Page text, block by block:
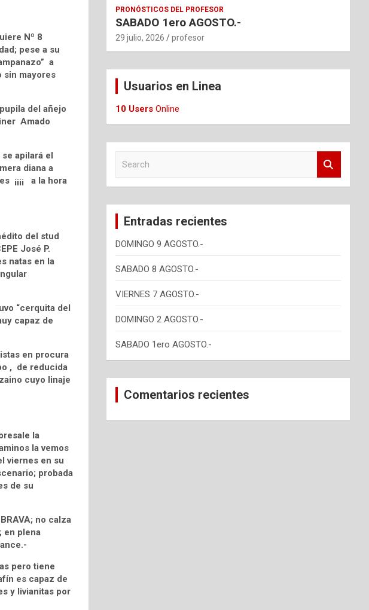
Nº 8
pese a su
a
sin mayores
del añejo
Amado
apilará el
diana a
¡¡¡¡ a la hora
del stud
José P.
natas en la
“cerquita del
capaz de
en procura
, de reducida
cuyo linaje
la
la vemos
viernes en su
probada
de su
no calza
en plena
pero tiene
es capaz de
y livianitas por
PRONÓSTICOS DEL PROFESOR
SABADO 1ero AGOSTO.-
29 julio, 2026 profesor
Usuarios en Linea
10 Users Online
c
Entradas recientes
DOMINGO 9 AGOSTO.-
SABADO 8 AGOSTO.-
VIERNES 7 AGOSTO.-
DOMINGO 2 AGOSTO.-
SABADO 1ero AGOSTO.-
Comentarios recientes